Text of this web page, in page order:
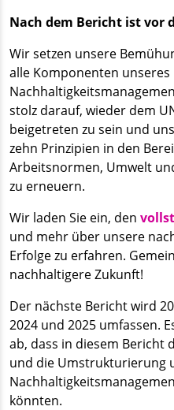
Nach dem Bericht ist vor
Wir setzen unsere
alle Komponenten unseres
stolz darauf, wieder dem
beigetreten zu sein und
zehn Prinzipien in den
Arbeitsnormen, Umwelt
zu erneuern.
Wir laden Sie ein, den
und mehr über unsere
Erfolge zu erfahren.
nachhaltigere Zukunft!
Der nächste Bericht wird
2024 und 2025 umfassen.
ab, dass in diesem Bericht
und die Umstrukturierung
könnten.